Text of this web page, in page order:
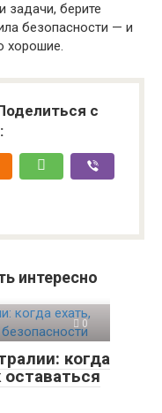
задачи, берите
безопасности — и
хорошие.
с
интересно
0
когда
оставаться